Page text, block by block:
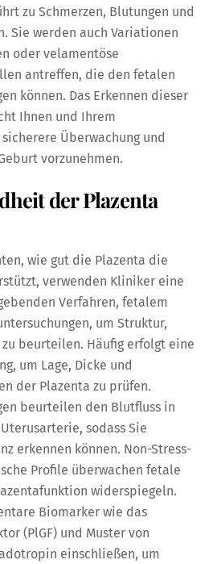
zu Schmerzen, Blutungen und
Sie werden auch Variationen
oder velamentöse
antreffen, die den fetalen
können. Das Erkennen dieser
Ihnen und Ihrem
Überwachung und
vorzunehmen.
der Plazenta
wie gut die Plazenta die
verwenden Kliniker eine
Verfahren, fetalem
um Struktur,
beurteilen. Häufig erfolgt eine
um Lage, Dicke und
der Plazenta zu prüfen.
beurteilen den Blutfluss in
sodass Sie
erkennen können. Non-Stress-
Profile überwachen fetale
widerspiegeln.
Biomarker wie das
(PlGF) und Muster von
einschließen, um